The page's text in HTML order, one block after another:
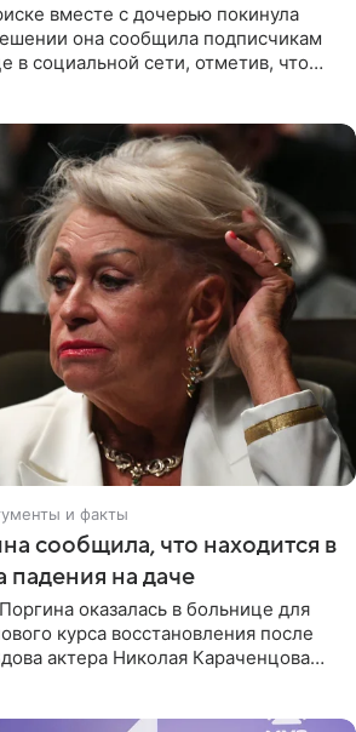
вместе с дочерью покинула
она сообщила подписчикам
в социальной сети, отметив, что
и факты
сообщила, что находится в
падения на даче
оказалась в больнице для
курса восстановления после
актера Николая Караченцова